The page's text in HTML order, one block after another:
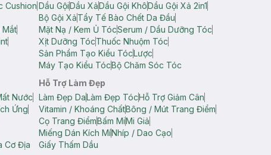
Cushion
Mắt
Dầu GộiDầu XảDầu Gội KhôDầu Gội Xả 2in1
Bộ Gội XảTẩy Tế Bào Chết Da Đầu
Mặt Nạ / Kem Ủ TócSerum / Dầu Dưỡng Tóc
Xịt Dưỡng TócThuốc Nhuộm Tóc
Sản Phẩm Tạo Kiểu TócLược
Máy Tạo Kiểu TócBộ Chăm Sóc Tóc
Nước
Ứng
Cơ Địa
Hỗ Trợ Làm Đẹp
Làm Đẹp DaLàm Đẹp TócHỗ Trợ Giảm Cân
Vitamin / Khoáng ChấtBông / Mút Trang Điểm
Cọ Trang ĐiểmBấm MiMi Giả
Miếng Dán Kích MíNhíp / Dao Cạo
Giấy Thấm Dầu